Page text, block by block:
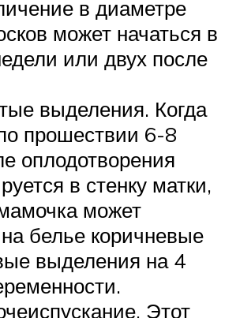
в диаметре
может начаться в
или двух после
выделения. Когда
прошествии 6-8
оплодотворения
в стенку матки,
может
белье коричневые
выделения на 4
Этот